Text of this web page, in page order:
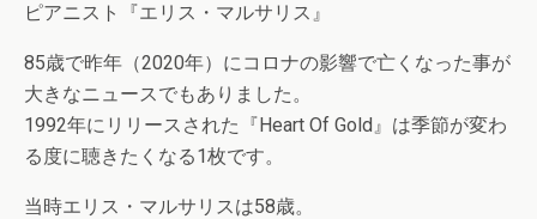
ピアニスト『エリス・マルサリス』
85歳で昨年（2020年）にコロナの影響で亡くなった事が
大きなニュースでもありました。
1992年にリリースされた『Heart Of Gold』は季節が変わ
る度に聴きたくなる1枚です。
当時エリス・マルサリスは58歳。